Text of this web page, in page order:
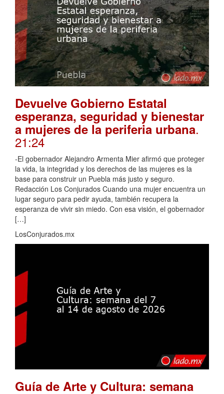
Devuelve Gobierno Estatal
esperanza, seguridad y bienestar
a mujeres de la periferia urbana.
21:24
-El gobernador Alejandro Armenta Mier afirmó que proteger
la vida, la integridad y los derechos de las mujeres es la
base para construir un Puebla más justo y seguro.
Redacción Los Conjurados Cuando una mujer encuentra un
lugar seguro para pedir ayuda, también recupera la
esperanza de vivir sin miedo. Con esa visión, el gobernador
[…]
LosConjurados.mx
Guía de Arte y Cultura: semana